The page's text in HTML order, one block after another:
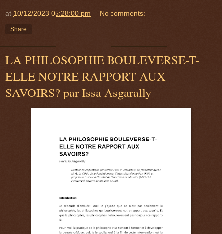
at 10/12/2023 05:28:00 pm No comments:
Share
LA PHILOSOPHIE BOULEVERSE-T-
ELLE NOTRE RAPPORT AUX
SAVOIRS? par Issa Asgarally